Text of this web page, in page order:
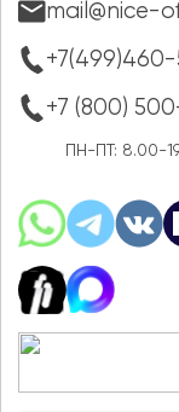
mail@nice-
+7 (800)
ПН-ПТ: 8.00-